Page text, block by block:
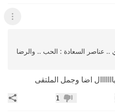
عرض
عناصر السعادة : الحب .. والرضا
اضا وجمل الملتقى
عدم إعجاب
1